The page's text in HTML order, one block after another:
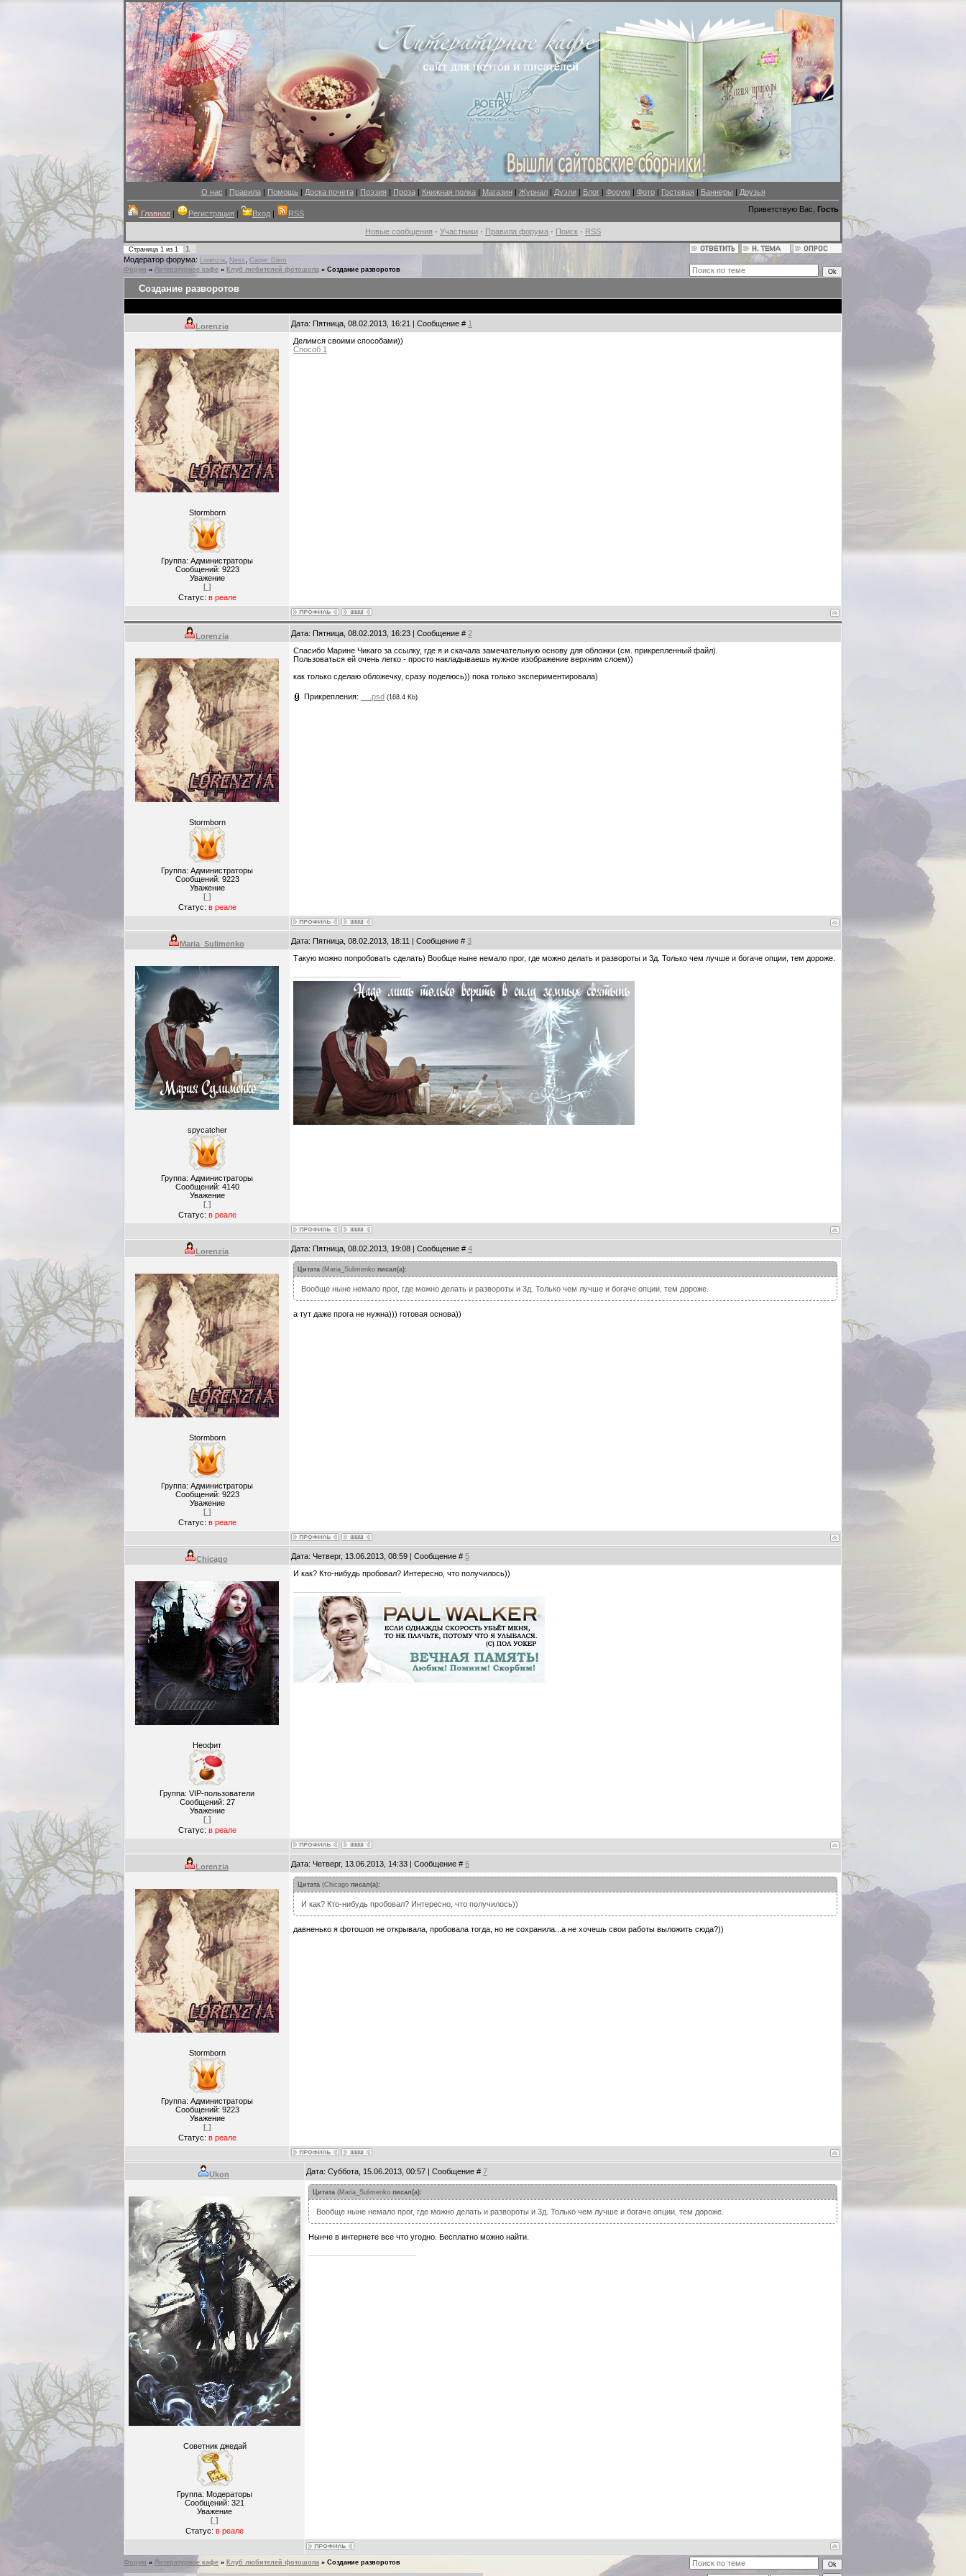
О нас | Правила| Помощь | Доска почета| Поэзия | Проза| Книжная полка| Магазин| Журнал| Дуэли| Блог| Форум | Фото| Гостевая | Баннеры | Друзья
Главная | Регистрация | Вход | RSS Приветствую Вас, Гость
Новые сообщения · Участники · Правила форума · Поиск · RSS
Страница 1 из 1
1
Модератор форума:
Lorenzia Ness
Carpe_Diem
Форум » Литературное кафе » Клуб любителей фотошопа » Создание разворотов
Создание разворотов
Lorenzia Дата: Пятница, 08.02.2013, 16:21 | Сообщение # 1
Stormborn
Группа: Администраторы
Сообщений: 9223
Уважение
[ ]
Статус: в реале
Делимся своими способами))
Способ 1
Lorenzia Дата: Пятница, 08.02.2013, 16:23 | Сообщение # 2
Stormborn
Группа: Администраторы
Сообщений: 9223
Уважение
[ ]
Статус: в реале
Спасибо Марине Чикаго за ссылку, где я и скачала замечательную основу для обложки (см. прикрепленный файл).
Пользоваться ей очень легко - просто накладываешь нужное изображение верхним слоем))
как только сделаю обложечку, сразу поделюсь)) пока только экспериментировала)
Прикрепления: __.psd (168.4 Kb)
Maria_Sulimenko Дата: Пятница, 08.02.2013, 18:11 | Сообщение # 3
spycatcher
Группа: Администраторы
Сообщений: 4140
Уважение
[ ]
Статус: в реале
Такую можно попробовать сделать) Вообще ныне немало прог, где можно делать и развороты и 3д. Только чем лучше и богаче опции, тем дороже.
Lorenzia Дата: Пятница, 08.02.2013, 19:08 | Сообщение # 4
Stormborn
Группа: Администраторы
Сообщений: 9223
Уважение
[ ]
Статус: в реале
Цитата (Maria_Sulimenko писал(а):
Вообще ныне немало прог, где можно делать и развороты и 3д. Только чем лучше и богаче опции, тем дороже.
а тут даже прога не нужна))) готовая основа))
Chicago Дата: Четверг, 13.06.2013, 08:59 | Сообщение # 5
Неофит
Группа: VIP-пользователи
Сообщений: 27
Уважение
[ ]
Статус: в реале
И как? Кто-нибудь пробовал? Интересно, что получилось))
Lorenzia Дата: Четверг, 13.06.2013, 14:33 | Сообщение # 6
Stormborn
Группа: Администраторы
Сообщений: 9223
Уважение
[ ]
Статус: в реале
Цитата (Chicago писал(а):
И как? Кто-нибудь пробовал? Интересно, что получилось))
давненько я фотошоп не открывала, пробовала тогда, но не сохранила...а не хочешь свои работы выложить сюда?))
Ukon Дата: Суббота, 15.06.2013, 00:57 | Сообщение # 7
Советник джедай
Группа: Модераторы
Сообщений: 321
Уважение
[ ]
Статус: в реале
Цитата (Maria_Sulimenko писал(а):
Вообще ныне немало прог, где можно делать и развороты и 3д. Только чем лучше и богаче опции, тем дороже.
Нынче в интернете все что угодно. Бесплатно можно найти.
Форум » Литературное кафе » Клуб любителей фотошопа » Создание разворотов